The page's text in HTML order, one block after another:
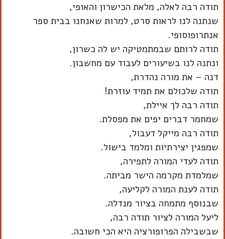
תודה רבה לאלה, מלאת הכישרון והאופי,
שנתנה לנו לראות סרט, למרות שאנחנו בבית ספר
אנתרופוסופי.
תודה לרותם שבמתמטיקה יש לה כשרון,
ונתנה לנו בשיעורים לעבוד עם מחשבון.
דנה – את מורה נהדרת,
תודה שלכולם את תמיד עוזרת!
תודה רבה לך איילת,
שמחמר דברים יפים את מפסלת.
תודה רבה מייקל דעבול,
שמפגין יצירתיות ומלמד בישול.
תודה לעדי המורה לתפירה,
שמלמדת מקרמה הישר מביתה.
תודה לענת המורה לקליעה,
שבנוסף מתמחה בציור מנדלה.
ליעל המורה לציור תודה רבה,
שבשבילה הפרופורציה היא הכי חשובה.